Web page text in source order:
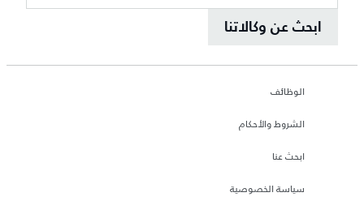
ابحث عن وكالاتنا
الوظائف
الشروط والأحكام
ابحث عنا
سياسة الخصوصية